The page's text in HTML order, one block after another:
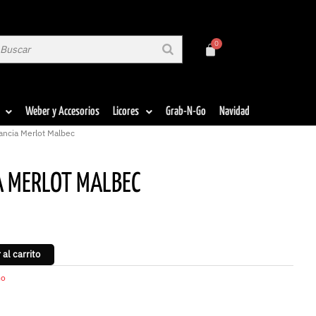
Weber y Accesorios Licores Grab-N-Go Navidad
Merlot Malbec
MALBEC
al carrito